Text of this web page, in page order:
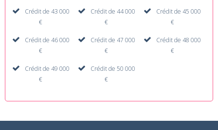
Crédit de 43 000
€
Crédit de 44 000
€
Crédit de 45 000
€
Crédit de 46 000
€
Crédit de 47 000
€
Crédit de 48 000
€
Crédit de 49 000
€
Crédit de 50 000
€